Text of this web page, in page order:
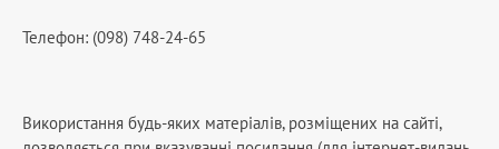
Телефон: (098) 748-24-65
Використання будь-яких матеріалів, розміщених на сайті,